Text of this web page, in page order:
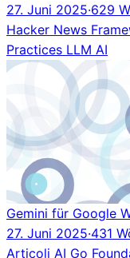
27. Juni 2025·629
Hacker News
Practices LLM AI
Gemini für Google
27. Juni 2025·431
Articoli AI Go